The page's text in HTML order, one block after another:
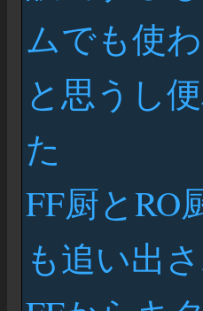
ムでも使
と思うし
た
FF厨とRO
も追い出